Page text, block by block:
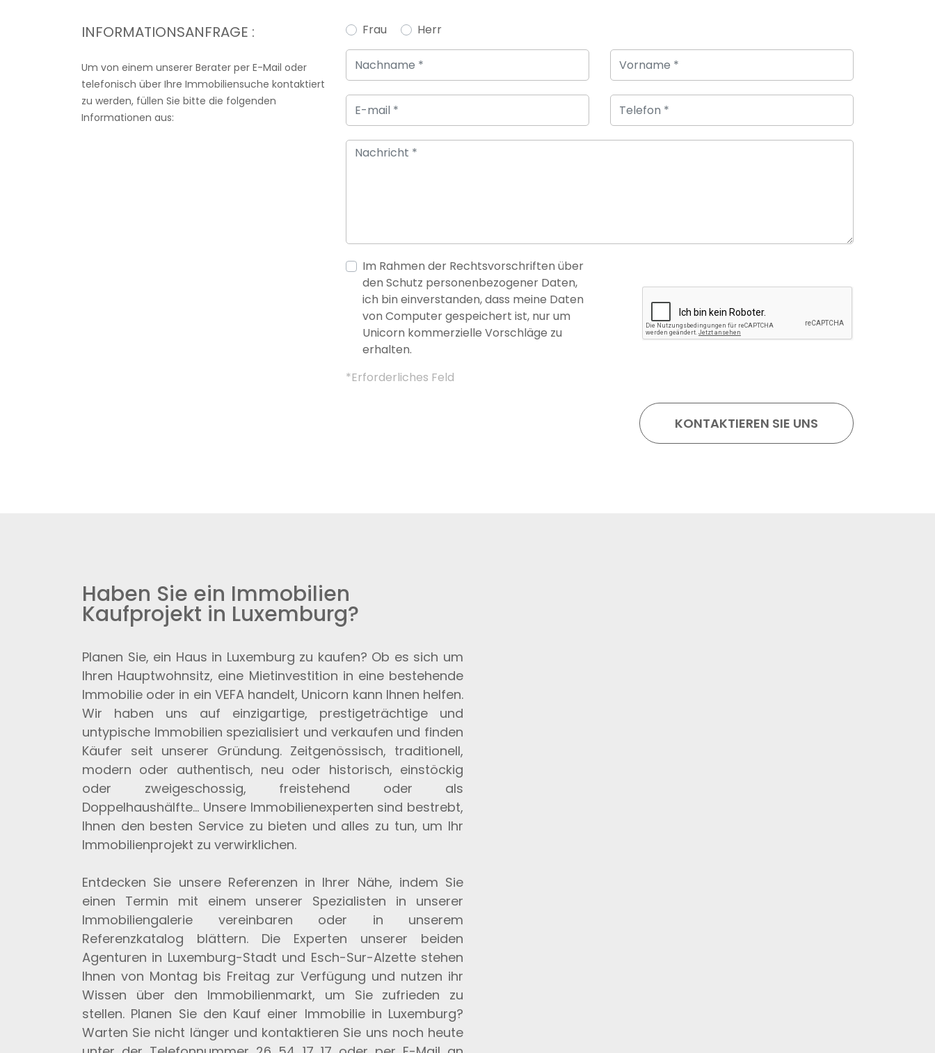
INFORMATIONSANFRAGE :
Um von einem unserer Berater per E-Mail oder
telefonisch über Ihre Immobiliensuche kontaktiert
zu werden, füllen Sie bitte die folgenden
Informationen aus:
Frau Herr
Im Rahmen der Rechtsvorschriften über
den Schutz personenbezogener Daten,
ich bin einverstanden, dass meine Daten
von Computer gespeichert ist, nur um
Unicorn kommerzielle Vorschläge zu
erhalten.
*Erforderliches Feld
Haben Sie ein Immobilien
Kaufprojekt in Luxemburg?
Planen Sie, ein Haus in Luxemburg zu kaufen? Ob es sich um
Ihren Hauptwohnsitz, eine Mietinvestition in eine bestehende
Immobilie oder in ein VEFA handelt, Unicorn kann Ihnen helfen.
Wir haben uns auf einzigartige, prestigeträchtige und
untypische Immobilien spezialisiert und verkaufen und finden
Käufer seit unserer Gründung. Zeitgenössisch, traditionell,
modern oder authentisch, neu oder historisch, einstöckig
oder zweigeschossig, freistehend oder als
Doppelhaushälfte... Unsere Immobilienexperten sind bestrebt,
Ihnen den besten Service zu bieten und alles zu tun, um Ihr
Immobilienprojekt zu verwirklichen.
Entdecken Sie unsere Referenzen in Ihrer Nähe, indem Sie
einen Termin mit einem unserer Spezialisten in unserer
Immobiliengalerie vereinbaren oder in unserem
Referenzkatalog blättern. Die Experten unserer beiden
Agenturen in Luxemburg-Stadt und Esch-Sur-Alzette stehen
Ihnen von Montag bis Freitag zur Verfügung und nutzen ihr
Wissen über den Immobilienmarkt, um Sie zufrieden zu
stellen. Planen Sie den Kauf einer Immobilie in Luxemburg?
Warten Sie nicht länger und kontaktieren Sie uns noch heute